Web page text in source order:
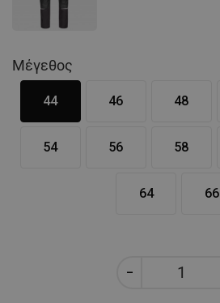
Μέγεθος
44 46 48
54 56 58
64 66